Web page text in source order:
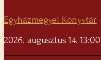
Egyházmegyei Könyvtár
2026. augusztus 14. 13:00